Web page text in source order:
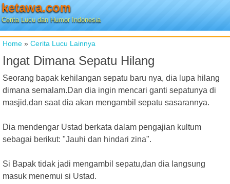
ketawa.com
Cerita Lucu dan Humor Indonesia
Home » Cerita Lucu Lainnya
Ingat Dimana Sepatu Hilang
Seorang bapak kehilangan sepatu baru nya, dia lupa hilang
dimana semalam.Dan dia ingin mencari ganti sepatunya di
masjid,dan saat dia akan mengambil sepatu sasarannya.
Dia mendengar Ustad berkata dalam pengajian kultum
sebagai berikut: "Jauhi dan hindari zina".
Si Bapak tidak jadi mengambil sepatu,dan dia langsung
masuk menemui si Ustad.